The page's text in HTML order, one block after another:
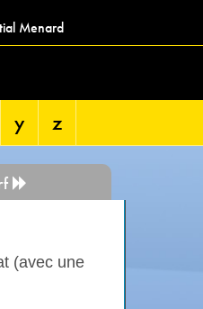
Menard
y z
(avec une